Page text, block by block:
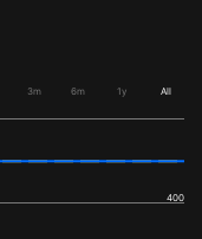
3m 6m 1y All
400